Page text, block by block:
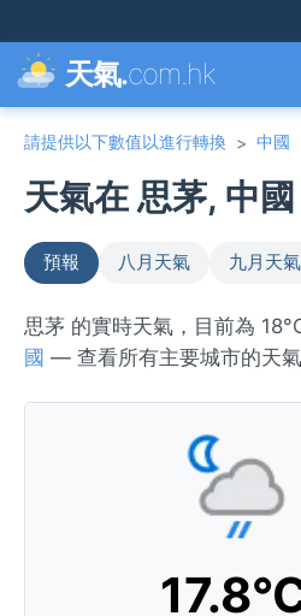
天氣.com.hk
請提供以下數值以進行轉換 > 中國
天氣在 思茅, 中
預報 八月天氣 九月天氣
思茅 的實時天氣，目前為
國 — 查看所有主要城市的天氣